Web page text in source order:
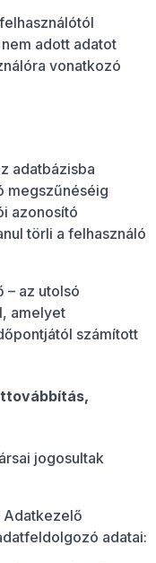
adott adatot
vonatkozó
adatbázisba
megszűnéséig
azonosító
törli a felhasználó
– az utolsó
amelyet
számított
jogosultak
Adatkezelő
adatai: